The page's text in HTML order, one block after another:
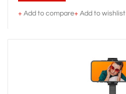
+ Add to compare+ Add to wishlist